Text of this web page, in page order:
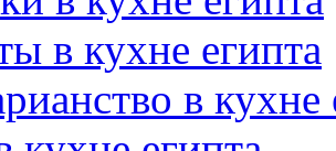
в кухне египта
в кухне